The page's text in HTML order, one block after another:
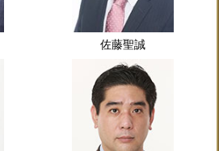
佐藤聖誠